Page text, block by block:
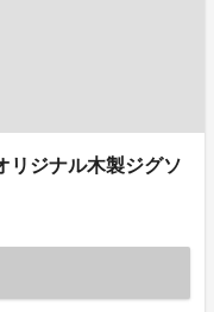
ジナル木製ジグソ